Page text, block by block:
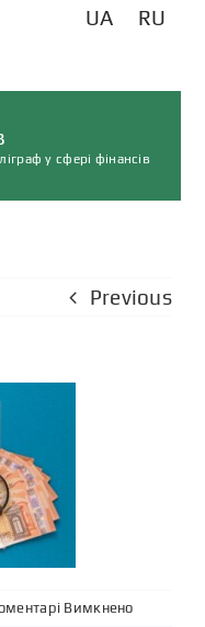
UA RU
у сфері фінансів
Previous
Вимкненодо